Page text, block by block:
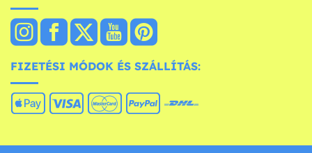
FIZETÉSI MÓDOK ÉS SZÁLLÍTÁS: